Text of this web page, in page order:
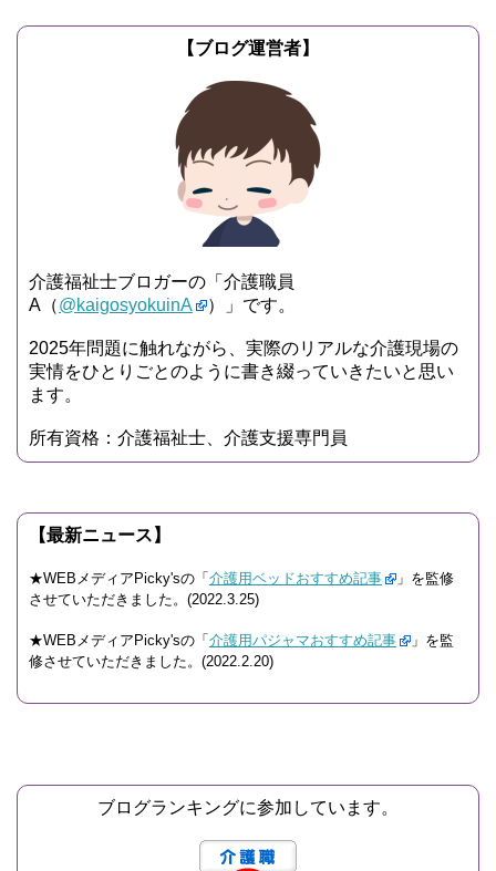
【ブログ運営者】
介護福祉士ブロガーの「介護職員
A（@kaigosyokuinA ）」です。
2025年問題に触れながら、実際のリアルな介護現場の
実情をひとりごとのように書き綴っていきたいと思い
ます。
所有資格：介護福祉士、介護支援専門員
【最新ニュース】
★WEBメディアPicky'sの「 介護用ベッドおすすめ記事
」を監修
させていただきました。(2022.3.25)
★WEBメディアPicky'sの「 介護用パジャマおすすめ記事
」を監
修させていただきました。(2022.2.20)
ブログランキングに参加しています。